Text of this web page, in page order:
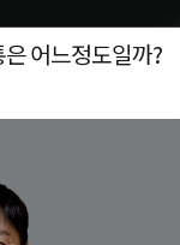
어느정도일까?